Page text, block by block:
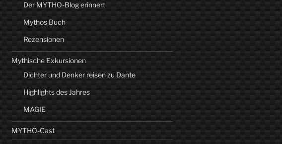
Der MYTHO-Blog erinnert
Mythos Buch
Rezensionen
Mythische Exkursionen
Dichter und Denker reisen zu Dante
Highlights des Jahres
MAGIE
MYTHO-Cast